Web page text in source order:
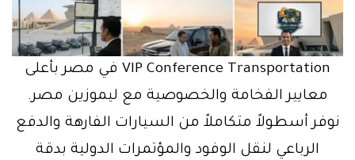
VIP Conference Transportation في مصر بأعلى
معايير الفخامة والخصوصية مع ليموزين مصر.
أسطولاً متكاملاً من السيارات الفارهة والدفع
الرباعي لنقل الوفود والمؤتمرات الدولية بدقة